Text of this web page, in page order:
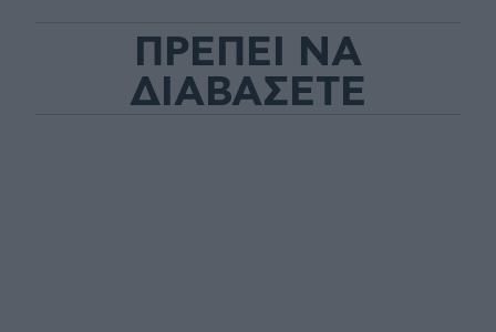
ΠΡΕΠΕΙ ΝΑ
ΔΙΑΒΑΣΕΤΕ